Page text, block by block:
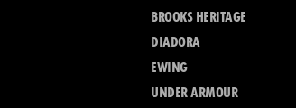
BROOKS HERITAGE
DIADORA
EWING
UNDER ARMOUR